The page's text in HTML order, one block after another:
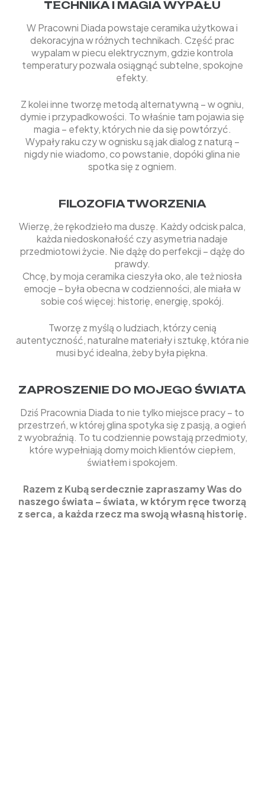
TECHNIKA I MAGIA WYPAŁU
W Pracowni Diada powstaje ceramika użytkowa i
dekoracyjna w różnych technikach. Część prac
wypalam w piecu elektrycznym, gdzie kontrola
temperatury pozwala osiągnąć subtelne, spokojne
efekty.
Z kolei inne tworzę metodą alternatywną – w ogniu,
dymie i przypadkowości. To właśnie tam pojawia się
magia – efekty, których nie da się powtórzyć.
Wypały raku czy w ognisku są jak dialog z naturą –
nigdy nie wiadomo, co powstanie, dopóki glina nie
spotka się z ogniem.
FILOZOFIA TWORZENIA
Wierzę, że rękodzieło ma duszę. Każdy odcisk palca,
każda niedoskonałość czy asymetria nadaje
przedmiotowi życie. Nie dążę do perfekcji – dążę do
prawdy.
Chcę, by moja ceramika cieszyła oko, ale też niosła
emocje – była obecna w codzienności, ale miała w
sobie coś więcej: historię, energię, spokój.
Tworzę z myślą o ludziach, którzy cenią
autentyczność, naturalne materiały i sztukę, która nie
musi być idealna, żeby była piękna.
ZAPROSZENIE DO MOJEGO ŚWIATA
Dziś Pracownia Diada to nie tylko miejsce pracy – to
przestrzeń, w której glina spotyka się z pasją, a ogień
z wyobraźnią. To tu codziennie powstają przedmioty,
które wypełniają domy moich klientów ciepłem,
światłem i spokojem.
Razem z Kubą serdecznie zapraszamy Was do
naszego świata – świata, w którym ręce tworzą
z serca, a każda rzecz ma swoją własną historię.